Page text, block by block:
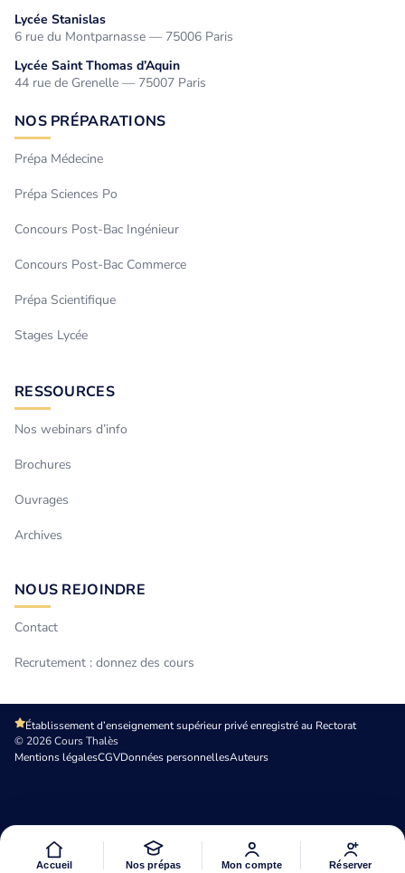
Lycée Stanislas
6 rue du Montparnasse — 75006 Paris
Lycée Saint Thomas d’Aquin
44 rue de Grenelle — 75007 Paris
NOS PRÉPARATIONS
Prépa Médecine
Prépa Sciences Po
Concours Post-Bac Ingénieur
Concours Post-Bac Commerce
Prépa Scientifique
Stages Lycée
RESSOURCES
Nos webinars d’info
Brochures
Ouvrages
Archives
NOUS REJOINDRE
Contact
Recrutement : donnez des cours
Établissement d’enseignement supérieur privé enregistré au Rectorat
© 2026 Cours Thalès
Mentions légalesCGVDonnées personnellesAuteurs
Accueil Nos prépas Mon compte Réserver